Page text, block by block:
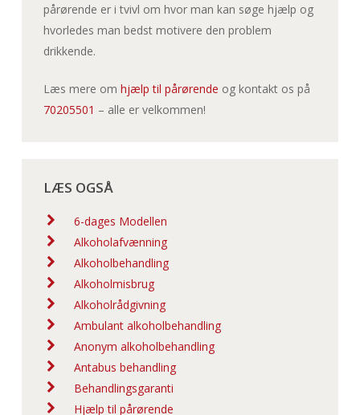
pårørende er i tvivl om hvor man kan søge hjælp og
hvorledes man bedst motivere den problem
drikkende.
Læs mere om hjælp til pårørende og kontakt os på
70205501 – alle er velkommen!
LÆS OGSÅ
6-dages Modellen
Alkoholafvænning
Alkoholbehandling
Alkoholmisbrug
Alkoholrådgivning
Ambulant alkoholbehandling
Anonym alkoholbehandling
Antabus behandling
Behandlingsgaranti
Hjælp til pårørende